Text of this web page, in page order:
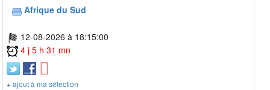
Afrique du Sud
12-08-2026 à 18:15:00
4 j 5 h 31 mn
+ ajout à ma sélection